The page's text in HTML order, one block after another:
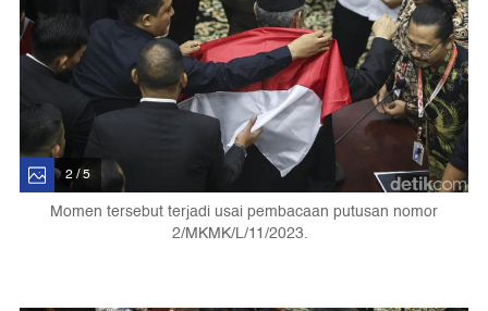
2 / 5
Momen tersebut terjadi usai pembacaan putusan nomor
2/MKMK/L/11/2023.